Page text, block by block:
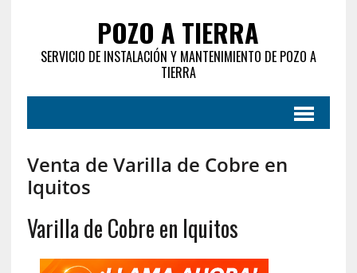
POZO A TIERRA
SERVICIO DE INSTALACIÓN Y MANTENIMIENTO DE POZO A
TIERRA
Venta de Varilla de Cobre en
Iquitos
Varilla de Cobre en Iquitos